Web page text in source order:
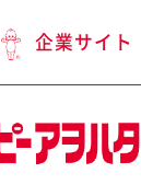
企業サイト